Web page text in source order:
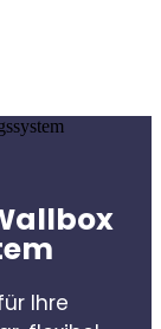
Ihre